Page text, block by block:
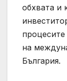
обхвата и
на
България.